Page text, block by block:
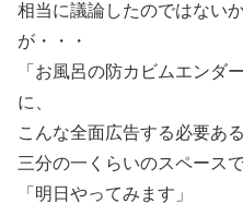
相当に議論したのではない
が・・・
「お風呂の防カビムエンダ
に、
こんな全面広告する必要ある
三分の一くらいのスペース
「明日やってみます」